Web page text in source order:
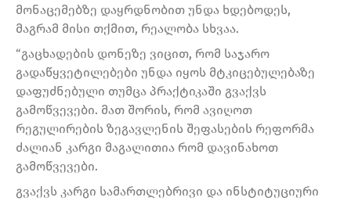
მონაცემებზე დაყრდნობით უნდა ხდებოდეს,
მაგრამ მისი თქმით, რეალობა სხვაა.
“გაცხადების დონეზე ვიცით, რომ საჯარო
გადაწყვეტილებები უნდა იყოს მტკიცებულებაზე
დაფუძნებული თუმცა პრაქტიკაში გვაქვს
გამოწვევები. მათ შორის, რომ ავიღოთ
რეგულირების ზეგავლენის შეფასების რეფორმა
ძალიან კარგი მაგალითია რომ დავინახოთ
გამოწვევები.
გვაქვს კარგი სამართლებრივი და ინსტიტუციური